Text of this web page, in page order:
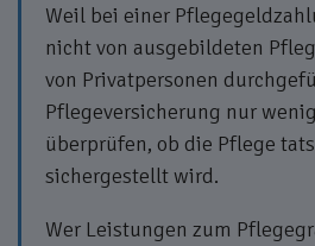
Weil bei einer
nicht von ausgebildeten
von Privatpersonen
Pflegeversicherung nur
überprüfen, ob die Pflege
sichergestellt wird.
Wer Leistungen zum